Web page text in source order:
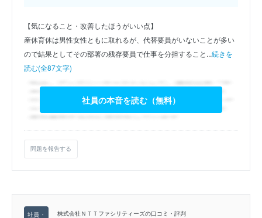
【気になること・改善したほうがいい点】
産休育休は男性女性ともに取れるが、代替要員がいないことが多い
ので結果としてその部署の残存要員で仕事を分担すること...続きを
読む(全87文字)
社員の本音を読む（無料）
問題を報告する
株式会社ＮＴＴファシリティーズの口コミ・評判